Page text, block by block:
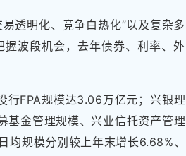
透明化、竞争白热化”以及复杂多
波段机会，去年债券、利率、外
行FPA规模达3.06万亿元；兴银理
基金管理规模、兴业信托资产管理
规模分别较上年末增长6.68%、